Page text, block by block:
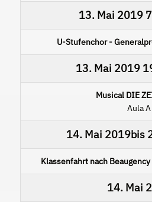
13. Mai 2019
U-Stufenchor -
13. Mai 2019
Musical DIE
Aula A
14. Mai 2019bis
Klassenfahrt nach
14. Mai